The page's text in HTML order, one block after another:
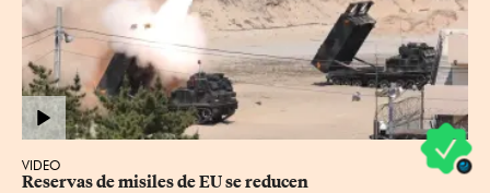
VIDEO
Reservas de misiles de EU se reducen